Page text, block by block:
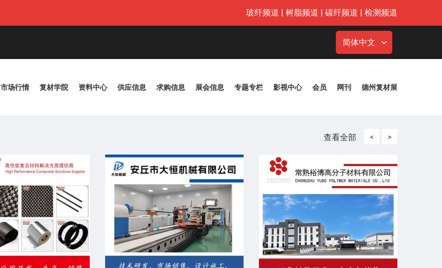
玻纤频道 | 树脂频道 | 碳纤频道 | 检测频道
简体中文
市场行情 复材学院 资料中心 供应信息 求购信息 展会信息 专题专栏 影视中心 会员 网刊 德州复材展
查看全部 < >